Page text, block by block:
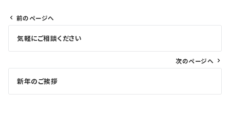
ビ
ー
前のページへ
気軽にご相談ください
次のページへ
新年のご挨拶